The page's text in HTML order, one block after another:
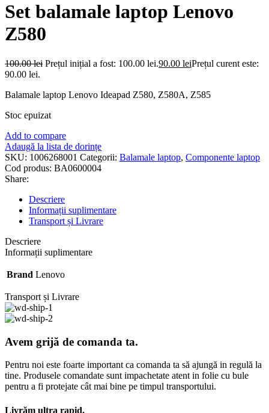
Set balamale laptop Lenovo
Z580
100.00lei Prețul inițial a fost: 100.00 lei.90.00 leiPrețul curent este:
90.00 lei.
Balamale laptop Lenovo Ideapad Z580, Z580A, Z585
Stoc epuizat
Add to compare
Adaugă la lista de dorințe
SKU: 1006268001 Categorii: Balamale laptop, Componente laptop
Cod produs: BA0600004
Share:
Descriere
Informații suplimentare
Transport și Livrare
Descriere
Informații suplimentare
Brand Lenovo
Transport și Livrare
Avem grijă de comanda ta.
Pentru noi este foarte important ca comanda ta să ajungă in regulă la
tine. Produsele comandate sunt impachetate atent in folie cu bule
pentru a fi protejate cât mai bine pe timpul transportului.
Livrăm ultra rapid.